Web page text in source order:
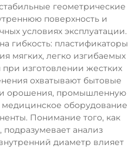
геометрические
поверхность и
условиях эксплуатации.
гибкость: пластификаторы
мягких, легко изгибаемых
изготовлении жестких
охватывают бытовые
орошения, промышленную
оборудование
Понимание того, как
анализ
диаметр влияет